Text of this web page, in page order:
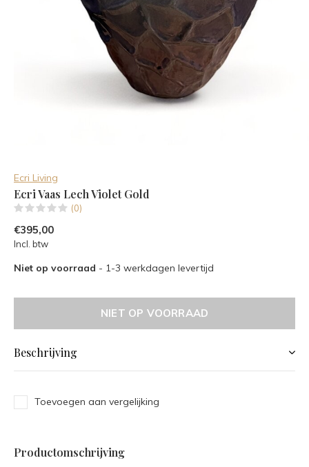
Ecri Living
Ecri Vaas Lech Violet Gold
(0)
€395,00
Incl. btw
Niet op voorraad - 1-3 werkdagen levertijd
NIET OP VOORRAAD
Beschrijving
Toevoegen aan vergelijking
Productomschrijving